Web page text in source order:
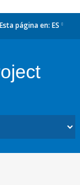
Esta página en: ES